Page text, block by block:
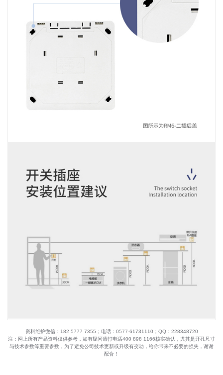
资料维护微信：182 5777 7355；电话：0577-61731110；QQ：228348720
注：网上所有产品资料仅供参考，如有疑问请打电话400 898 1166核实确认，尤其是开孔尺寸
与技术参数等重要参数，为了避免公司技术更新或升级有变动，给你带来不必要的损失，谢谢
配合！